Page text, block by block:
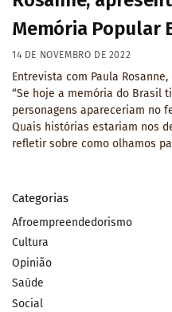
Memória Popular
14 DE NOVEMBRO DE 2022
Entrevista com Paula
“Se hoje a memória do Brasil
personagens apareceriam no
Quais histórias estariam nos
refletir sobre como olhamos
Categorias
Afroempreendedorismo
Cultura
Opinião
Saúde
Social